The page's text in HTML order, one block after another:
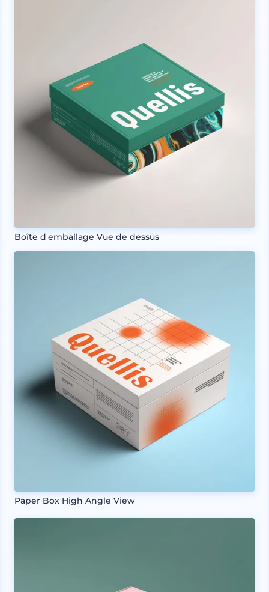
Boîte d'emballage Vue de dessus
Paper Box High Angle View